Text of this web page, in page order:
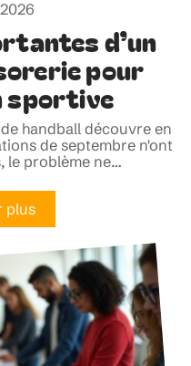
d’un
pour
sportive
handball découvre en
de septembre n'ont
le problème ne…
plus